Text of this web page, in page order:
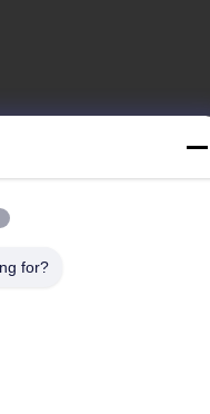
σχοινιών καλωδίων
δικαιώματα.
for?